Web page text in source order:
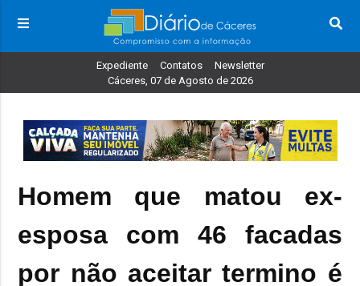
Expediente Contatos
Newsletter
Cáceres, 07 de Agosto de 2026
Homem que matou ex-
esposa com 46 facadas
por não aceitar termino é